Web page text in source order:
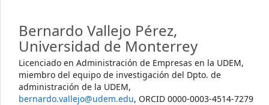
Bernardo Vallejo Pérez,
Universidad de Monterrey
Licenciado en Administración de Empresas en la UDEM,
miembro del equipo de investigación del Dpto. de
administración de la UDEM,
bernardo.vallejo@udem.edu, ORCID 0000-0003-4514-7279